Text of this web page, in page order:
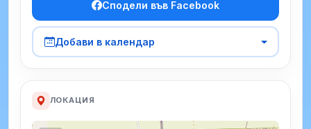
Сподели във Facebook
Добави в календар
ЛОКАЦИЯ